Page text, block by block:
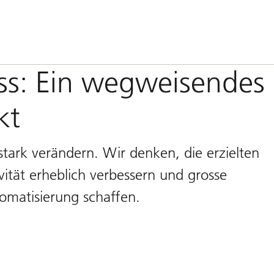
Ein wegweisendes
verändern. Wir denken, die erzielten
erheblich verbessern und grosse
schaffen.